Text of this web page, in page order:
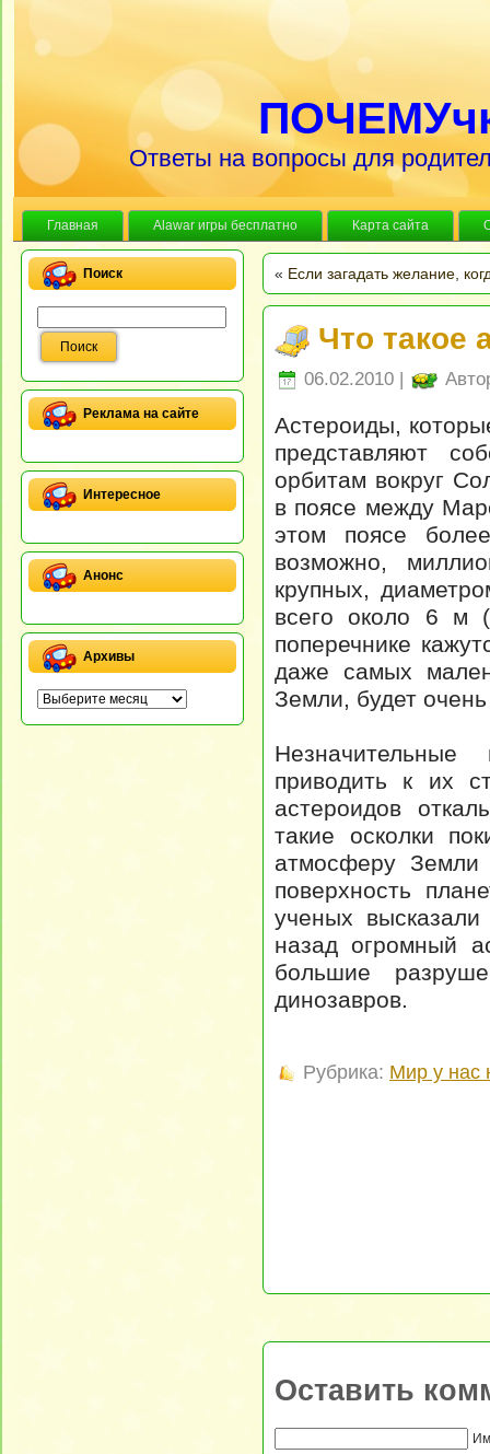
Ответы на вопросы для
Главная Alawar игры бесплатно Карта сайта
Поиск
Реклама на сайте
Интересное
Анонс
Архивы
« Если загадать желание,
Что такое
06.02.2010 |
Астероиды,
представляют
орбитам вокруг
в поясе между
этом поясе
возможно,
крупных,
всего около 6 м
поперечнике
даже самых
Земли, будет
приводить к их
астероидов
такие осколки
атмосферу
поверхность
ученых
назад огромный
большие
динозавров.
Рубрика: Мир у нас
Оставить